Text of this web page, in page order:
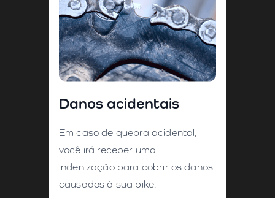
Danos acidentais
Em caso de quebra acidental,
você irá receber uma
indenização para cobrir os danos
causados à sua bike.